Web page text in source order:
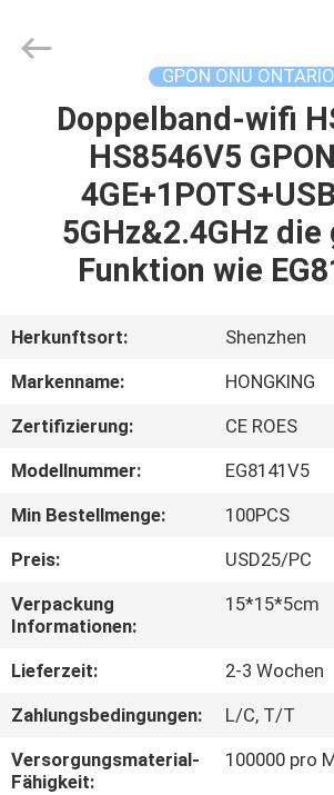
HAUS
PRODUKTE
FABRIK-
QUALITÄTSKONTROLLE
TRETEN
SIE
MIT
UNS
IN
VERBINDUNG
LIMITED.
GPON ONU ONTARIO
Doppelband-wifi
HS8546V5
5GHz&2.4GHz
Funktion wie
Herkunftsort:
Shenzhen
Markenname:
HONGKING
Zertifizierung:
CE ROES
Modellnummer:
EG8141V5
Min Bestellmenge:
100PCS
Preis:
USD25/PC
Verpackung
Informationen:
15*15*5cm
Lieferzeit:
2-3 Wochen
Zahlungsbedingungen:
L/C, T/T
Versorgungsmaterial-
Fähigkeit:
100000 pro